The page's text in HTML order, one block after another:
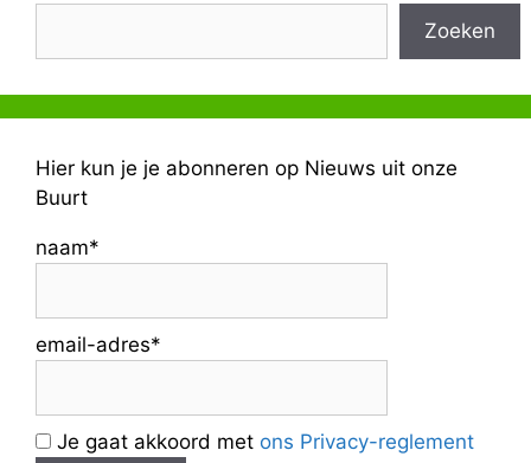
Zoeken
Hier kun je je abonneren op Nieuws uit onze
Buurt
naam*
email-adres*
Je gaat akkoord met ons Privacy-reglement